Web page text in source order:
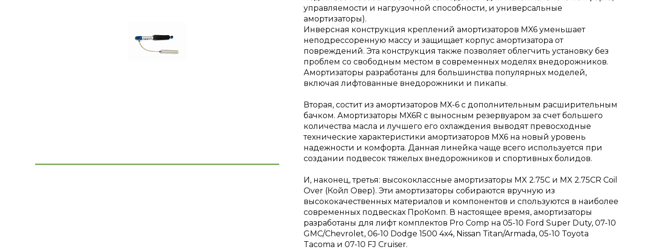
управляемости и нагрузочной способности, и универсальные
амортизаторы).
Инверсная конструкция креплений амортизаторов MX6 уменьшает
неподрессоренную массу и защищает корпус амортизатора от
повреждений. Эта конструкция также позволяет облегчить установку без
проблем со свободным местом в современных моделях внедорожников.
Амортизаторы разработаны для большинства популярных моделей,
включая лифтованные внедорожники и пикапы.
Вторая, состит из амортизаторов МХ-6 с дополнительным расширительным
бачком. Амортизаторы MX6R с выносным резервуаром за счет большего
количества масла и лучшего его охлаждения выводят превосходные
технические характеристики амортизаторов MX6 на новый уровень
надежности и комфорта. Данная линейка чаще всего используется при
создании подвесок тяжелых внедорожников и спортивных болидов.
И, наконец, третья: высококлассные амортизаторы MX 2.75C и MX 2.75CR Coil
Over (Койл Овер). Эти амортизаторы собираются вручную из
высококачественных материалов и компонентов и спользуются в наиболее
современных подвесках ПроКомп. В настоящее время, амортизаторы
разработаны для лифт комплектов Pro Comp на 05-10 Ford Super Duty, 07-10
GMC/Chevrolet, 06-10 Dodge 1500 4x4, Nissan Titan/Armada, 05-10 Toyota
Tacoma и 07-10 FJ Cruiser.